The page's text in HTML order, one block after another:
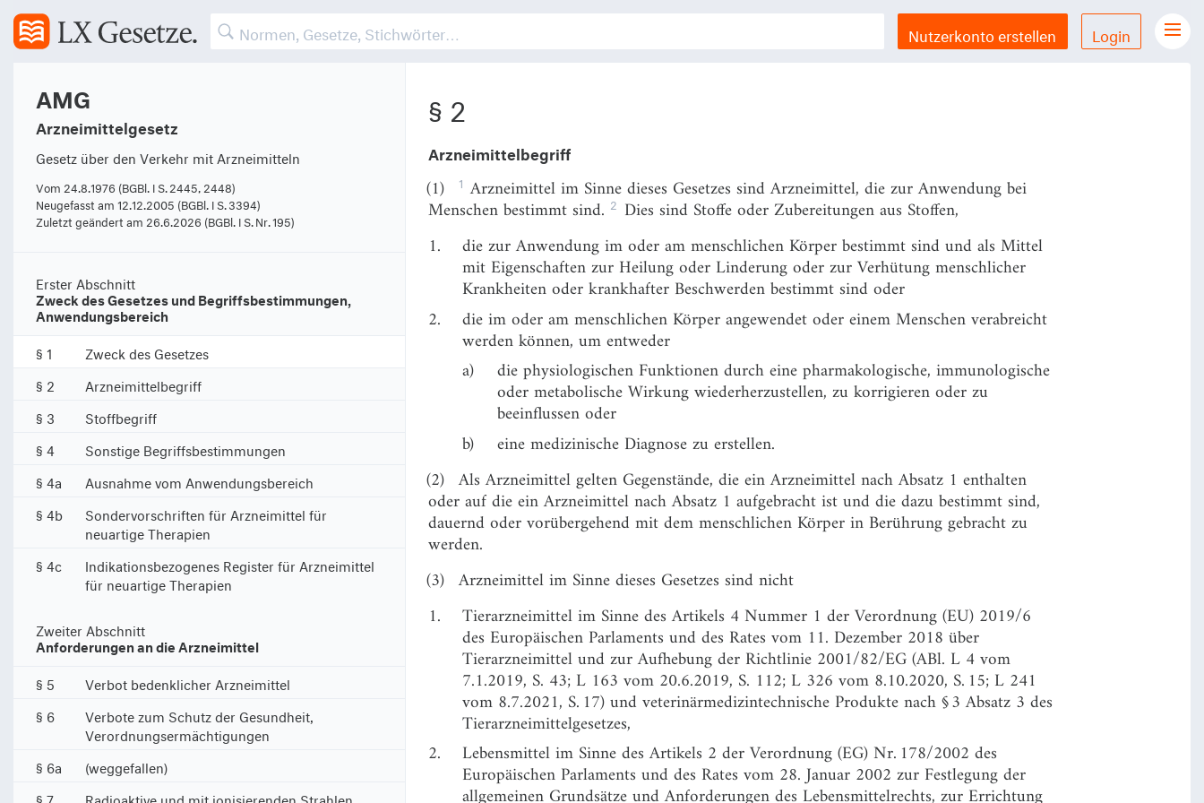
Nutzerkonto erstellen Login
Gesetze Übersicht
Feedback & Support
Datenschutzerklärung
Impressum
AMG
Arzneimittelgesetz
Gesetz über den Verkehr mit Arzneimitteln
Vom 24.8.1976 (BGBl. I S. 2445, 2448)
Neugefasst am 12.12.2005 (BGBl. I S. 3394)
Zuletzt geändert am 26.6.2026 (BGBl. I S. Nr. 195)
Erster Abschnitt
Zweck des Gesetzes und Begriffsbestimmungen,
Anwendungsbereich
§ 1
Zweck des Gesetzes
§ 2
Arzneimittelbegriff
§ 3
Stoffbegriff
§ 4
Sonstige Begriffsbestimmungen
§ 4a
Ausnahme vom Anwendungsbereich
§ 4b
Sondervorschriften für Arzneimittel für
neuartige Therapien
§ 4c
Indikationsbezogenes Register für Arzneimittel
für neuartige Therapien
Zweiter Abschnitt
Anforderungen an die Arzneimittel
§ 5
Verbot bedenklicher Arzneimittel
§ 6
Verbote zum Schutz der Gesundheit,
Verordnungsermächtigungen
§ 6a
(weggefallen)
§ 7
Radioaktive und mit ionisierenden Strahlen
Maßgabe der folgenden Vorschriften zu sorgen.
§ 2
Arzneimittelbegriff
(1) 1 Arzneimittel im Sinne dieses Gesetzes sind Arzneimittel, die zur Anwendung bei
Menschen bestimmt sind. 2 Dies sind Stoffe oder Zubereitungen aus Stoffen,
1.
die zur Anwendung im oder am menschlichen Körper bestimmt sind und als Mittel
mit Eigenschaften zur Heilung oder Linderung oder zur Verhütung menschlicher
Krankheiten oder krankhafter Beschwerden bestimmt sind oder
2.
die im oder am menschlichen Körper angewendet oder einem Menschen verabreicht
werden können, um entweder
a)
die physiologischen Funktionen durch eine pharmakologische, immunologische
oder metabolische Wirkung wiederherzustellen, zu korrigieren oder zu
beeinflussen oder
b)
eine medizinische Diagnose zu erstellen.
(2) Als Arzneimittel gelten Gegenstände, die ein Arzneimittel nach Absatz 1 enthalten
oder auf die ein Arzneimittel nach Absatz 1 aufgebracht ist und die dazu bestimmt sind,
dauernd oder vorübergehend mit dem menschlichen Körper in Berührung gebracht zu
werden.
(3) Arzneimittel im Sinne dieses Gesetzes sind nicht
1.
Tierarzneimittel im Sinne des Artikels 4 Nummer 1 der Verordnung (EU) 2019/6
des Europäischen Parlaments und des Rates vom 11. Dezember 2018 über
Tierarzneimittel und zur Aufhebung der Richtlinie 2001/82/EG (ABl. L 4 vom
7.1.2019, S. 43; L 163 vom 20.6.2019, S. 112; L 326 vom 8.10.2020, S. 15; L 241
vom 8.7.2021, S. 17) und veterinärmedizintechnische Produkte nach § 3 Absatz 3 des
Tierarzneimittelgesetzes,
2.
Lebensmittel im Sinne des Artikels 2 der Verordnung (EG) Nr. 178/2002 des
Europäischen Parlaments und des Rates vom 28. Januar 2002 zur Festlegung der